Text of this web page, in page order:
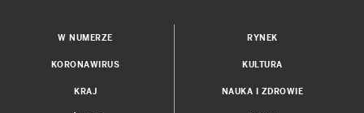
W NUMERZE
KORONAWIRUS
KRAJ
RYNEK
KULTURA
NAUKA I ZDROWIE